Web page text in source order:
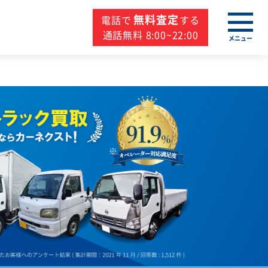
電話で 無料査定する
通話無料 8:00~22:00
メニュー